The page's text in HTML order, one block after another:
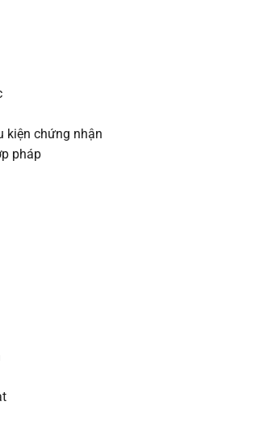
kiện chứng nhận
pháp